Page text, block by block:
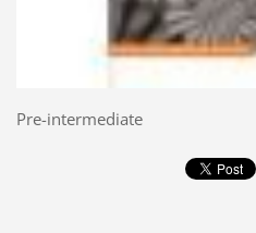
Pre-intermediate